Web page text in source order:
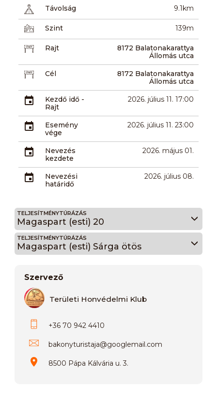
Távolság
9.1km
Szint 139m
Rajt
8172 Balatonakarattya
Állomás utca
Cél
8172 Balatonakarattya
Állomás utca
Kezdő idő -
Rajt
2026. július 11. 17:00
Esemény
vége
2026. július 11. 23:00
Nevezés
kezdete
2026. május 01.
Nevezési
határidő
2026. július 08.
TELJESÍTMÉNYTÚRÁZÁS
Magaspart (esti) 20
TELJESÍTMÉNYTÚRÁZÁS
Magaspart (esti) Sárga ötös
Szervező
Területi Honvédelmi Klub
+36 70 942 4410
bakonyturistaja@googlemail.com
8500 Pápa Kálvária u. 3.